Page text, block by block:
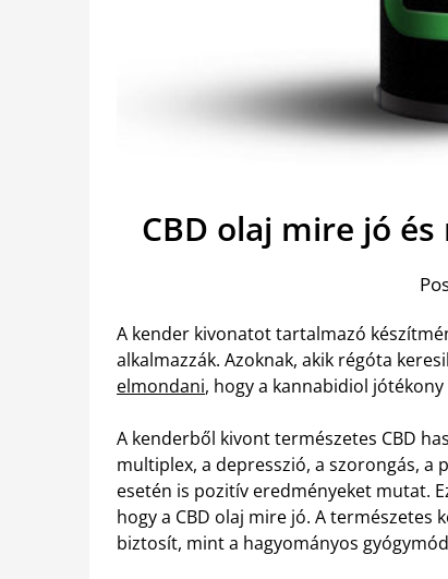
CBD olaj mire jó
A kender kivonatot tartalmazó
alkalmazzák. Azoknak, akik régóta
elmondani, hogy a kannabidiol
A kenderből kivont természetes CBD
multiplex, a depresszió, a szorongás, a
esetén is pozitív eredményeket mutat.
hogy a CBD olaj mire jó. A
biztosít, mint a hagyományos